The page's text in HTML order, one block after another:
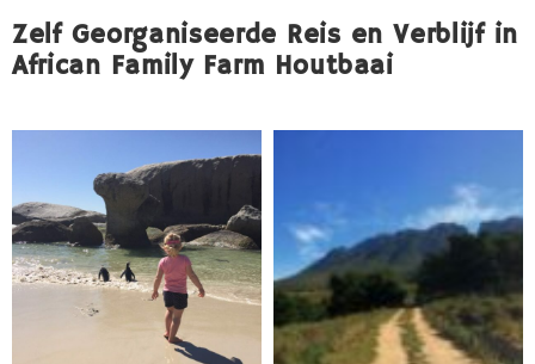
Zelf Georganiseerde Reis en Verblijf in
African Family Farm Houtbaai